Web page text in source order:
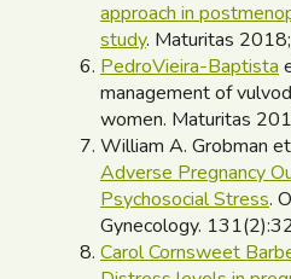
approach in
study. Maturitas
PedroVieira-Baptista
management of
women. Maturitas
William A. Grobman
Adverse Pregnancy
Psychosocial Stress.
Gynecology.
Carol Cornsweet